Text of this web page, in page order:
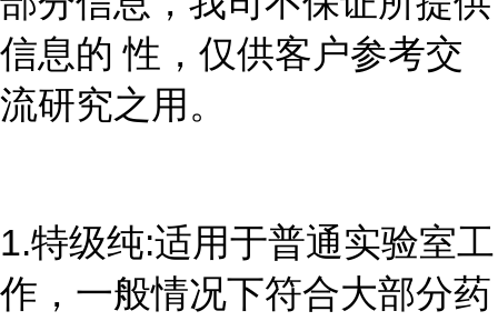
信息的 性，仅供客户参考交
流研究之用。
1.特级纯:适用于普通实验室工
作，一般情况下符合大部分药